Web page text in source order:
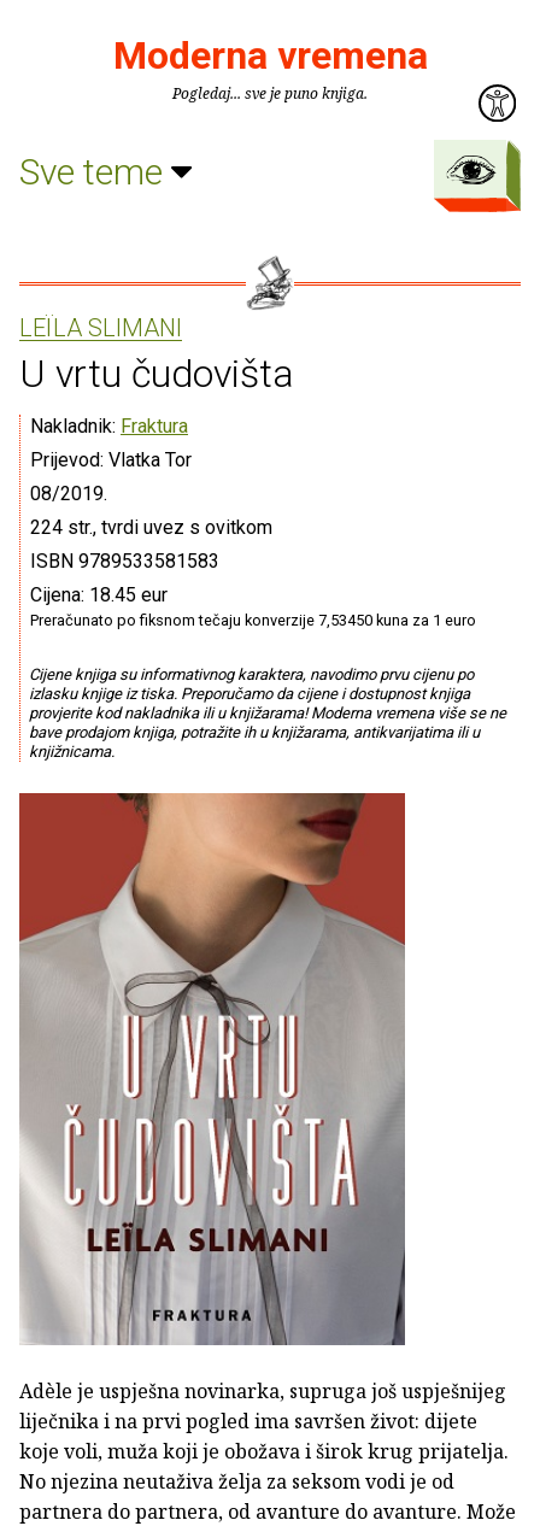
Moderna vremena
Pogledaj... sve je puno knjiga.
Sve teme
LEÏLA SLIMANI
U vrtu čudovišta
Nakladnik: Fraktura
Prijevod: Vlatka Tor
08/2019.
224 str., tvrdi uvez s ovitkom
ISBN 9789533581583
Cijena: 18.45 eur
Preračunato po fiksnom tečaju konverzije 7,53450 kuna za 1 euro
Cijene knjiga su informativnog karaktera, navodimo prvu cijenu po
izlasku knjige iz tiska. Preporučamo da cijene i dostupnost knjiga
provjerite kod nakladnika ili u knjižarama! Moderna vremena više se ne
bave prodajom knjiga, potražite ih u knjižarama, antikvarijatima ili u
knjižnicama.
Adèle je uspješna novinarka, supruga još uspješnijeg
liječnika i na prvi pogled ima savršen život: dijete
koje voli, muža koji je obožava i širok krug prijatelja.
No njezina neutaživa želja za seksom vodi je od
partnera do partnera, od avanture do avanture. Može